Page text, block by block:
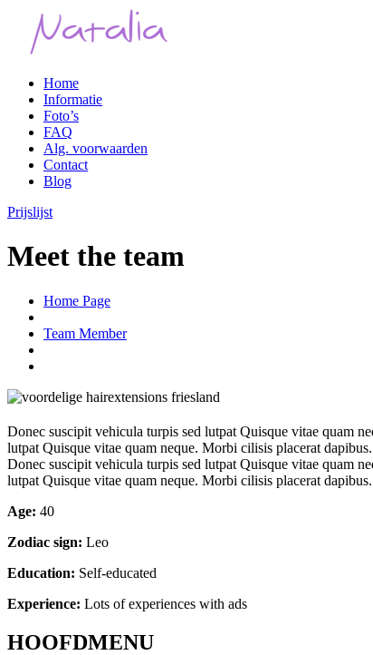
Home
Informatie
Foto’s
FAQ
Alg. voorwaarden
Contact
Blog
Prijslijst
Meet the team
Home Page
Team Member
Donec suscipit vehicula turpis sed lutpat Quisque vitae quam
lutpat Quisque vitae quam neque. Morbi cilisis placerat
Donec suscipit vehicula turpis sed lutpat Quisque vitae quam
lutpat Quisque vitae quam neque. Morbi cilisis placerat
Age: 40
Zodiac sign: Leo
Education: Self-educated
Experience: Lots of experiences with ads
HOOFDMENU